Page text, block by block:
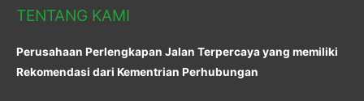
TENTANG KAMI
Perusahaan Perlengkapan Jalan Terpercaya yang memiliki
Rekomendasi dari Kementrian Perhubungan